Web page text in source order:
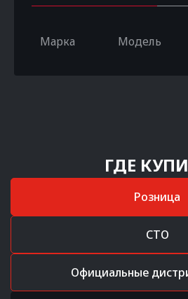
Марка Модель
ГДЕ
Розница
СТО
Официальные